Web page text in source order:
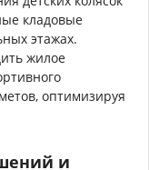
кладовые
этажах.
жилое
оптимизируя
и